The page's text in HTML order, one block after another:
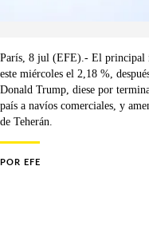
París, 8 jul (EFE).- El principal
este miércoles el 2,18 %,
Donald Trump, diese por
país a navíos comerciales, y
de Teherán.
POR EFE